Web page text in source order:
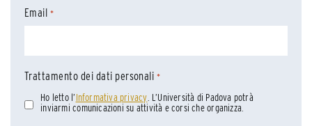
Email *
Trattamento dei dati personali *
Ho letto l’Informativa privacy. L’Università di Padova potrà
inviarmi comunicazioni su attività e corsi che organizza.